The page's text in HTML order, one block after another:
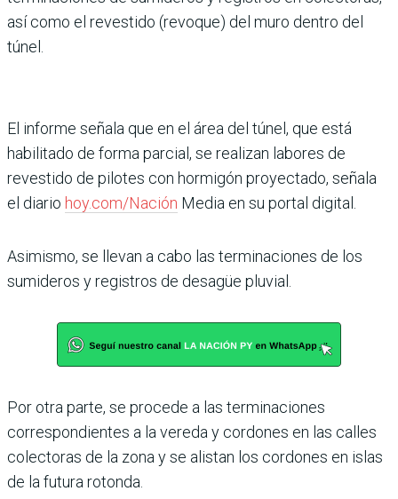
así como el revestido (revoque) del muro dentro del
túnel.
El informe señala que en el área del túnel, que está
habilitado de forma parcial, se realizan labores de
revestido de pilotes con hormigón proyectado, señala
el diario hoy.com/Nación Media en su portal digital.
Asimismo, se llevan a cabo las terminaciones de los
sumideros y registros de desagüe pluvial.
Por otra parte, se procede a las terminaciones
correspondientes a la vereda y cordones en las calles
colectoras de la zona y se alistan los cordones en islas
de la futura rotonda.